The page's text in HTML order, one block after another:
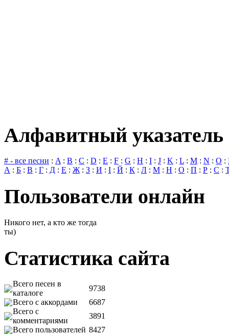
Алфавитный указатель
# - все песни : A: B : C : D : E : F : G : H : I : J : K : L : M : N : O :
А : Б : В : Г : Д : Е : Ж: З : И : І : Й : К : Л : М : Н : О : П : Р : С :
Пользователи онлайн
Никого нет, а кто же тогда
ты)
Статистика сайта
Всего песен в
каталоге
9738
Всего с аккордами
6687
Всего с
комментариями
3891
Всего пользователей 8427